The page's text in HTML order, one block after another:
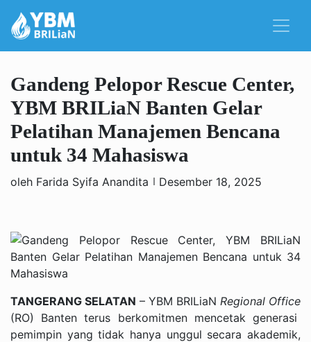
Gandeng Pelopor Rescue Center,
YBM BRILiaN Banten Gelar
Pelatihan Manajemen Bencana
untuk 34 Mahasiswa
oleh Farida Syifa Anandita Desember 18, 2025
TANGERANG SELATAN – YBM BRILiaN Regional Office
(RO) Banten terus berkomitmen mencetak generasi
pemimpin yang tidak hanya unggul secara akademik,